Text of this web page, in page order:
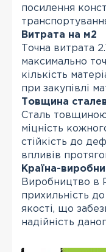
посилення
Витрата на м2
Точна витрата
максимально
кількість
при закупівлі
Товщина
Сталь
міцність
стійкість до
впливів
Країна-
Виробництво в
прихильність
якості, що
надійність